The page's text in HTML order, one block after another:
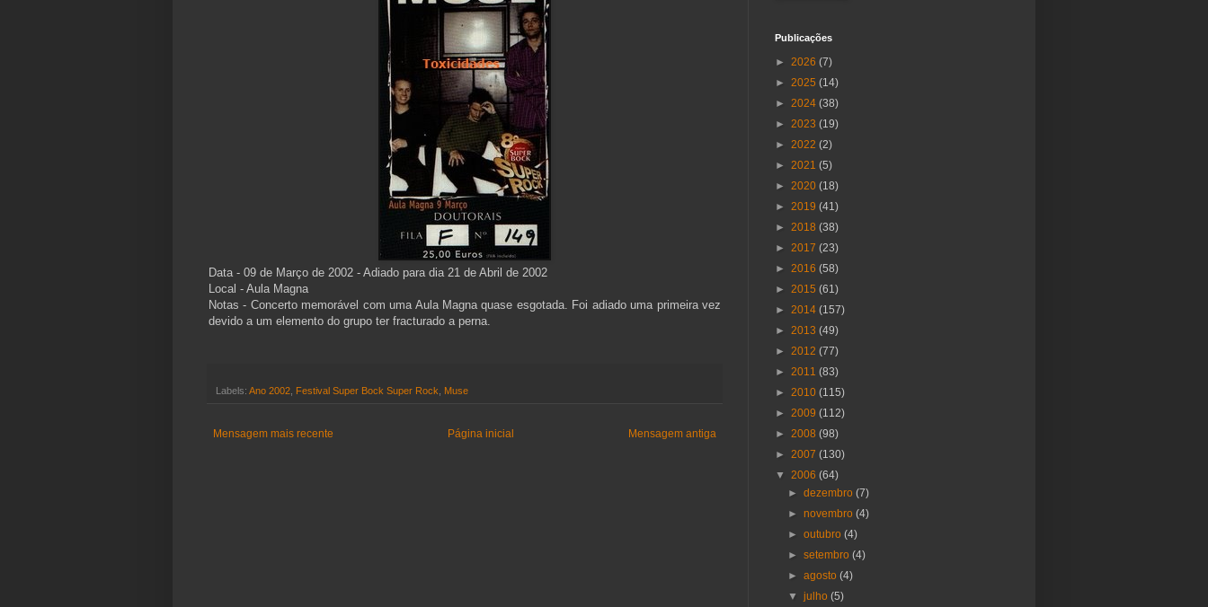
Data - 09 de Março de 2002 - Adiado para dia 21 de Abril de 2002
Local - Aula Magna
Notas - Concerto memorável com uma Aula Magna quase esgotada. Foi adiado uma primeira vez
devido a um elemento do grupo ter fracturado a perna.
Labels: Ano 2002 Festival Super Bock Super Rock Muse
Mensagem mais recente Mensagem antiga
Página inicial
Publicações
► 2026 (7)
► 2025 (14)
► 2024 (38)
► 2023 (19)
► 2022 (2)
► 2021 (5)
► 2020 (18)
► 2019 (41)
► 2018 (38)
► 2017 (23)
► 2016 (58)
► 2015 (61)
► 2014 (157)
► 2013 (49)
► 2012 (77)
► 2011 (83)
► 2010 (115)
► 2009 (112)
► 2008 (98)
► 2007 (130)
▼ 2006 (64)
►dezembro(7)
►novembro(4)
►outubro(4)
►setembro(4)
►agosto(4)
▼julho(5)